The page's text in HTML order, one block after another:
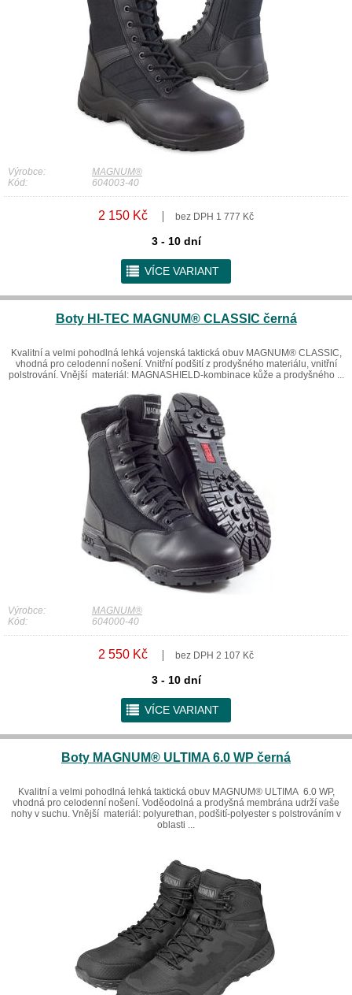
Výrobce:
MAGNUM®
Kód:
604003-40
2 150 Kč bez DPH 1 777 Kč
3 - 10 dní
r VÍCE VARIANT
Boty HI-TEC MAGNUM® CLASSIC černá
Kvalitní a velmi pohodlná lehká vojenská taktická obuv MAGNUM® CLASSIC,
vhodná pro celodenní nošení. Vnitřní podšití z prodyšného materiálu, vnitřní
polstrování. Vnější materiál: MAGNASHIELD-kombinace kůže a prodyšného ...
Výrobce:
MAGNUM®
Kód:
604000-40
2 550 Kč bez DPH 2 107 Kč
3 - 10 dní
r VÍCE VARIANT
Boty MAGNUM® ULTIMA 6.0 WP černá
Kvalitní a velmi pohodlná lehká taktická obuv MAGNUM® ULTIMA 6.0 WP,
vhodná pro celodenní nošení. Voděodolná a prodyšná membrána udrží vaše
nohy v suchu. Vnější materiál: polyurethan, podšití-polyester s polstrováním v
oblasti ...